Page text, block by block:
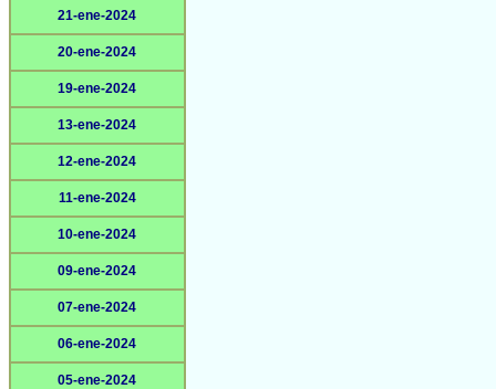
21-ene-2024
20-ene-2024
19-ene-2024
13-ene-2024
12-ene-2024
11-ene-2024
10-ene-2024
09-ene-2024
07-ene-2024
06-ene-2024
05-ene-2024